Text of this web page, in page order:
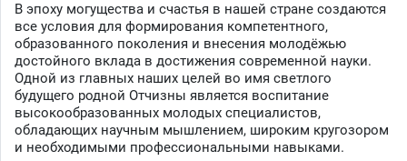
В эпоху могущества и счастья в нашей стране создаются
все условия для формирования компетентного,
образованного поколения и внесения молодёжью
достойного вклада в достижения современной науки.
Одной из главных наших целей во имя светлого
будущего родной Отчизны является воспитание
высокообразованных молодых специалистов,
обладающих научным мышлением, широким кругозором
и необходимыми профессиональными навыками.